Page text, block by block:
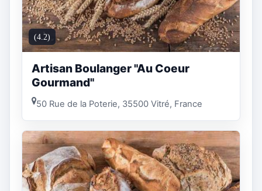
(4.2)
Artisan Boulanger "Au Coeur
Gourmand"
50 Rue de la Poterie, 35500 Vitré, France